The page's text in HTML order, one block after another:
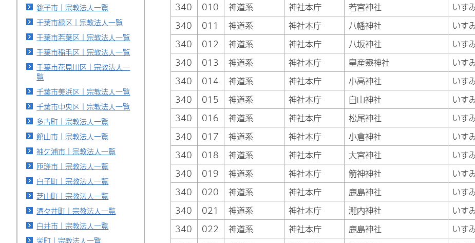
銚子市｜宗教法人一覧
千葉市緑区｜宗教法人一覧
千葉市若葉区｜宗教法人一覧
千葉市稲毛区｜宗教法人一覧
千葉市花見川区｜宗教法人一
覧
千葉市美浜区｜宗教法人一覧
千葉市中央区｜宗教法人一覧
多古町｜宗教法人一覧
館山市｜宗教法人一覧
袖ケ浦市｜宗教法人一覧
匝瑳市｜宗教法人一覧
白子町｜宗教法人一覧
芝山町｜宗教法人一覧
酒々井町｜宗教法人一覧
白井市｜宗教法人一覧
栄町｜宗教法人一覧
340
010 神道系 神社本庁 若宮神社 いす
340
011 神道系 神社本庁 八幡神社 いす
340
012 神道系 神社本庁 八坂神社 いす
340
013 神道系 神社本庁 皇産靈神社 いす
340
014 神道系 神社本庁 小高神社 いす
340
015 神道系 神社本庁 白山神社 いす
340
016 神道系 神社本庁 松尾神社 いす
340
017 神道系 神社本庁 小倉神社 いす
340
018 神道系 神社本庁 大宮神社 いす
340
019 神道系 神社本庁 箭神神社 いす
340
020 神道系 神社本庁 鹿島神社 いす
340
021 神道系 神社本庁 瀧内神社 いす
340
022 神道系 神社本庁 鹿島神社 いす